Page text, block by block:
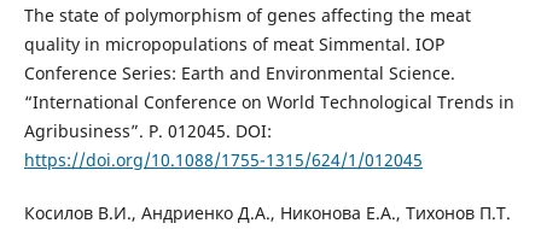
The state of polymorphism of genes affecting the meat
quality in micropopulations of meat Simmental. IOP
Conference Series: Earth and Environmental Science.
“International Conference on World Technological Trends in
Agribusiness”. P. 012045. DOI:
https://doi.org/10.1088/1755-1315/624/1/012045
Косилов В.И., Андриенко Д.А., Никонова Е.А., Тихонов П.Т.